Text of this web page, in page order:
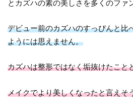
とカズハの素の美しさを多くのファ
デビュー前のカズハのすっぴんと比
ようには思えません。
カズハは整形ではなく垢抜けたこと
メイクでより美しくなったと言えそ